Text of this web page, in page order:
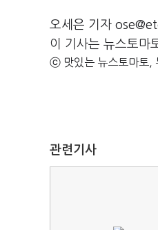
오세은 기자
이 기사는 뉴스토마
ⓒ 맛있는 뉴스토마토,
관련기사